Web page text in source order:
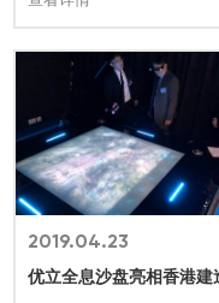
聊。
2019.04.23